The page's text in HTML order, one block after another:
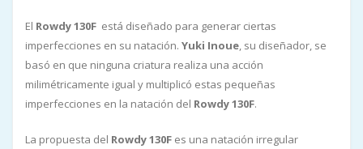
El Rowdy 130F está diseñado para generar ciertas
imperfecciones en su natación. Yuki Inoue, su diseñador, se
basó en que ninguna criatura realiza una acción
milimétricamente igual y multiplicó estas pequeñas
imperfecciones en la natación del Rowdy 130F.
La propuesta del Rowdy 130F es una natación irregular